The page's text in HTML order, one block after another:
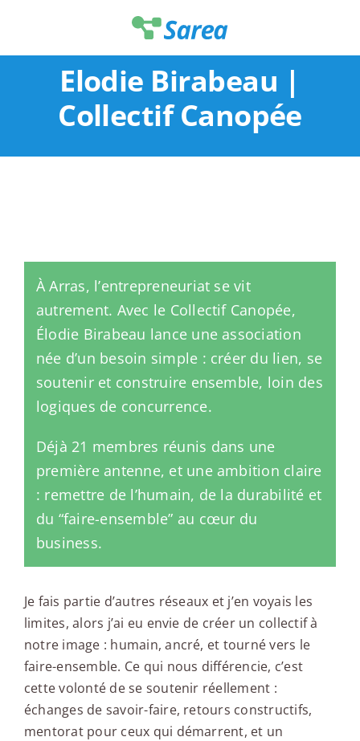
contenu
Elodie Birabeau |
Collectif Canopée
À Arras, l’entrepreneuriat se vit
autrement. Avec le Collectif Canopée,
Élodie Birabeau lance une association
née d’un besoin simple : créer du lien, se
soutenir et construire ensemble, loin des
logiques de concurrence.
Déjà 21 membres réunis dans une
première antenne, et une ambition claire
: remettre de l’humain, de la durabilité et
du “faire-ensemble” au cœur du
business.
Je fais partie d’autres réseaux et j’en voyais les
limites, alors j’ai eu envie de créer un collectif à
notre image : humain, ancré, et tourné vers le
faire-ensemble. Ce qui nous différencie, c’est
cette volonté de se soutenir réellement :
échanges de savoir-faire, retours constructifs,
mentorat pour ceux qui démarrent, et un